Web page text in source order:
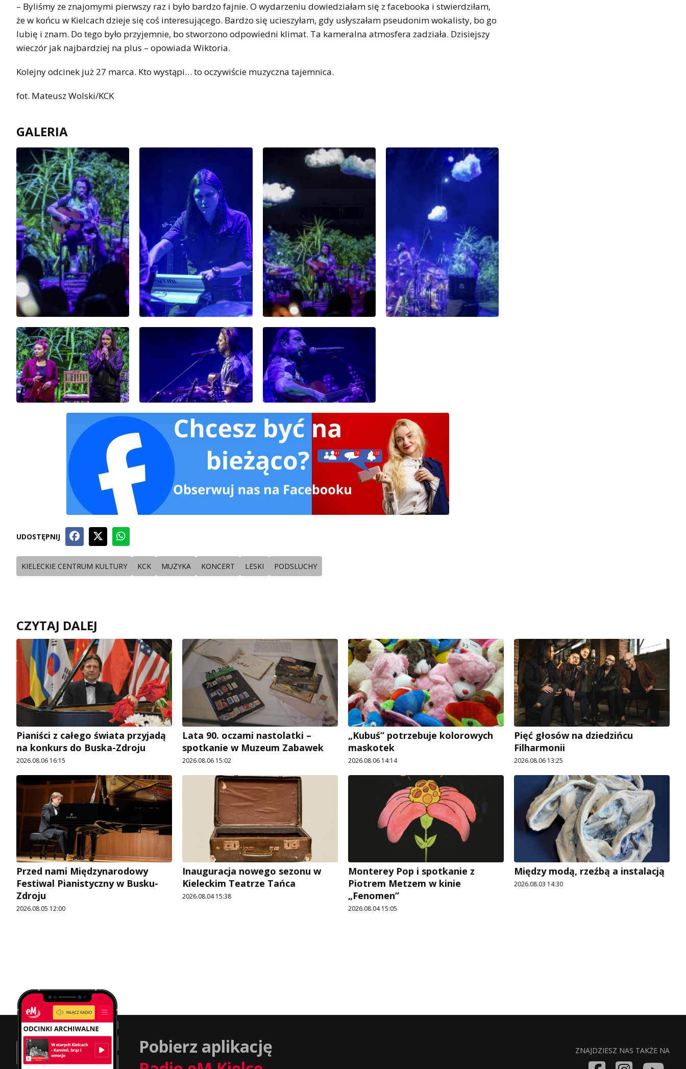
– Byliśmy ze znajomymi pierwszy raz i było bardzo fajnie. O wydarzeniu dowiedziałam się z facebooka i stwierdziłam,
że w końcu w Kielcach dzieje się coś interesującego. Bardzo się ucieszyłam, gdy usłyszałam pseudonim wokalisty, bo go
lubię i znam. Do tego było przyjemnie, bo stworzono odpowiedni klimat. Ta kameralna atmosfera zadziała. Dzisiejszy
wieczór jak najbardziej na plus – opowiada Wiktoria.
Kolejny odcinek już 27 marca. Kto wystąpi… to oczywiście muzyczna tajemnica.
fot. Mateusz Wolski/KCK
GALERIA
UDOSTĘPNIJ
KIELECKIE CENTRUM KULTURY KCK MUZYKA KONCERT LESKI PODSLUCHY
CZYTAJ DALEJ
Pianiści z całego świata przyjadą
na konkurs do Buska-Zdroju
2026.08.06 16:15
Lata 90. oczami nastolatki –
spotkanie w Muzeum Zabawek
2026.08.06 15:02
„Kubuś” potrzebuje kolorowych
maskotek
2026.08.06 14:14
Pięć głosów na dziedzińcu
Filharmonii
2026.08.06 13:25
Przed nami Międzynarodowy
Festiwal Pianistyczny w Busku-
Zdroju
2026.08.05 12:00
Inauguracja nowego sezonu w
Kieleckim Teatrze Tańca
2026.08.04 15:38
Monterey Pop i spotkanie z
Piotrem Metzem w kinie
„Fenomen”
2026.08.04 15:05
Między modą, rzeźbą a instalacją
2026.08.03 14:30
Pobierz aplikację
ZNAJDZIESZ NAS TAKŻE NA